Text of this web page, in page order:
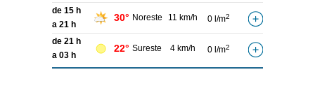
de 15 h
a 21 h
30° Noreste 11 km/h 0 l/m2
de 21 h
a 03 h
22° Sureste 4 km/h 0 l/m2